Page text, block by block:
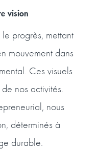
vision
progrès, mettant
mouvement dans
Ces visuels
nos activités.
nous
déterminés à
durable.